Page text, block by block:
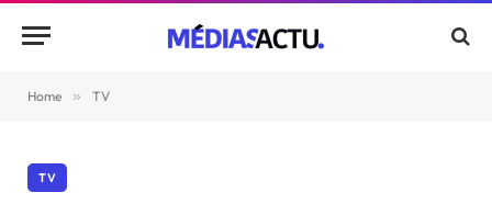
Home » TV
TV